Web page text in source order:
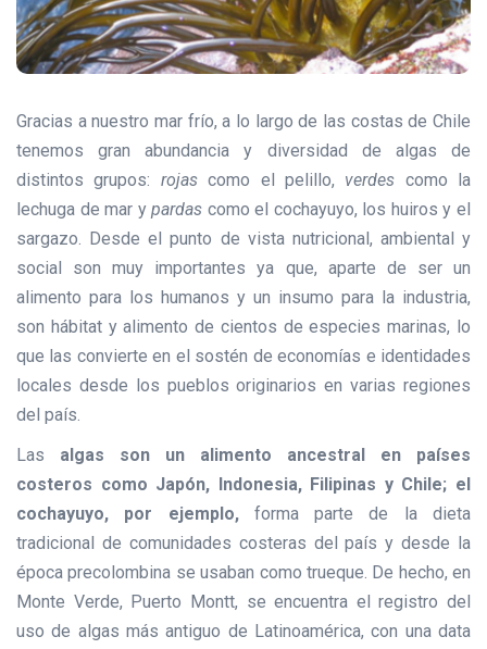
Gracias a nuestro mar frío, a lo largo de las costas de Chile
tenemos gran abundancia y diversidad de algas de
distintos grupos: rojascomo el pelillo, verdes como la
lechuga de mar ypardas como el cochayuyo, los huiros y el
sargazo. Desde el punto de vista nutricional, ambiental y
social son muy importantes ya que, aparte de ser un
alimento para los humanos y un insumo para la industria,
son hábitat y alimento de cientos de especies marinas, lo
que las convierte en el sostén de economías e identidades
locales desde los pueblos originarios en varias regiones
del país.
Las algas son un alimento ancestral en países
costeros como Japón, Indonesia, Filipinas y Chile; el
cochayuyo, por ejemplo, forma parte de la dieta
tradicional de comunidades costeras del país y desde la
época precolombina se usaban como trueque. De hecho, en
Monte Verde, Puerto Montt, se encuentra el registro del
uso de algas más antiguo de Latinoamérica, con una data